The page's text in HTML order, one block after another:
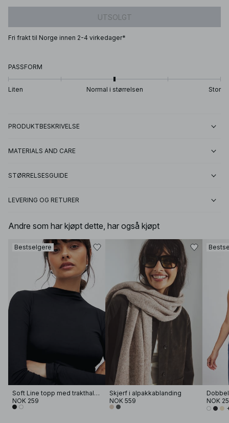
UTSOLGT
Fri frakt til Norge innen 2-4 virkedager*
PASSFORM
Liten Normal i størrelsen Stor
PRODUKTBESKRIVELSE
MATERIALS AND CARE
STØRRELSESGUIDE
LEVERING OG RETURER
Andre som har kjøpt dette, har også kjøpt
Bestselgere
Soft Line topp med trakthals og lange ermer
NOK 259
Skjerf i alpakkablanding
NOK 559
NOK